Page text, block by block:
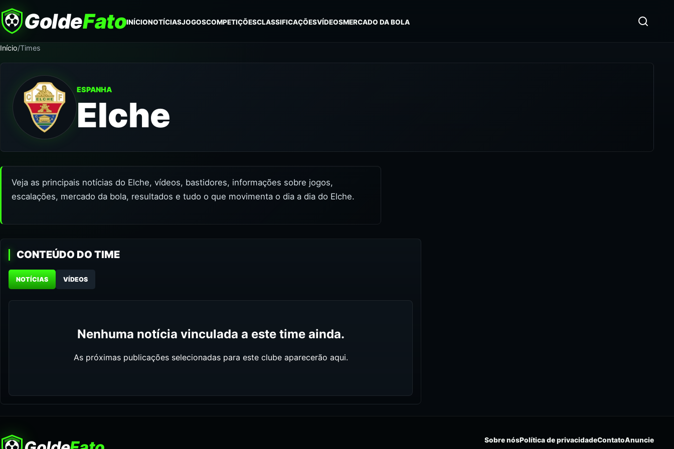
GoldeFatoINÍCIONOTÍCIASJOGOSCOMPETIÇÕESCLASSIFICAÇÕESVÍDEOSMERCADO DA BOLA
Início/Times
ESPANHA
Elche
Veja as principais notícias do Elche, vídeos, bastidores, informações sobre jogos,
escalações, mercado da bola, resultados e tudo o que movimenta o dia a dia do Elche.
CONTEÚDO DO TIME
NOTÍCIAS VÍDEOS
Nenhuma notícia vinculada a este time ainda.
As próximas publicações selecionadas para este clube aparecerão aqui.
Sobre nósPolítica de privacidadeContatoAnuncie